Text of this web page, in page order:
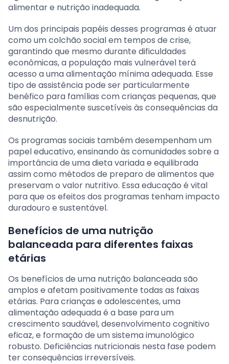
alimentar e nutrição inadequada.
Um dos principais papéis desses programas é atuar
como um colchão social em tempos de crise,
garantindo que mesmo durante dificuldades
econômicas, a população mais vulnerável terá
acesso a uma alimentação mínima adequada. Esse
tipo de assistência pode ser particularmente
benéfico para famílias com crianças pequenas, que
são especialmente suscetíveis às consequências da
desnutrição.
Os programas sociais também desempenham um
papel educativo, ensinando às comunidades sobre a
importância de uma dieta variada e equilibrada
assim como métodos de preparo de alimentos que
preservam o valor nutritivo. Essa educação é vital
para que os efeitos dos programas tenham impacto
duradouro e sustentável.
Benefícios de uma nutrição
balanceada para diferentes faixas
etárias
Os benefícios de uma nutrição balanceada são
amplos e afetam positivamente todas as faixas
etárias. Para crianças e adolescentes, uma
alimentação adequada é a base para um
crescimento saudável, desenvolvimento cognitivo
eficaz, e formação de um sistema imunológico
robusto. Deficiências nutricionais nesta fase podem
ter consequências irreversíveis.